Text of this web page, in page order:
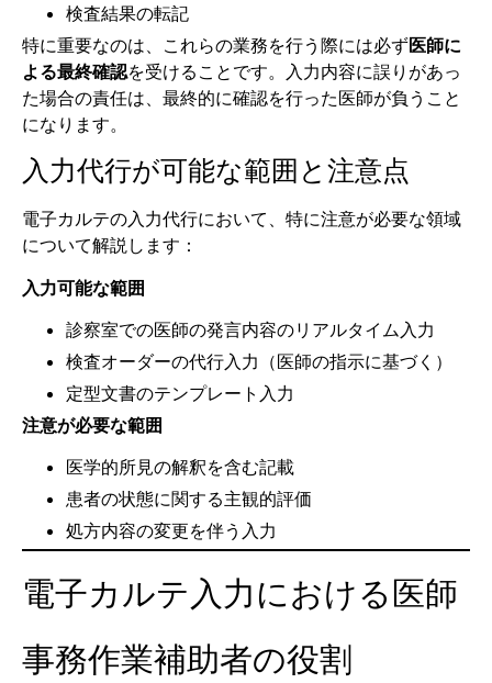
検査結果の転記
特に重要なのは、これらの業務を行う際には必ず医師に
よる最終確認を受けることです。入力内容に誤りがあっ
た場合の責任は、最終的に確認を行った医師が負うこと
になります。
入力代行が可能な範囲と注意点
電子カルテの入力代行において、特に注意が必要な領域
について解説します：
入力可能な範囲
診察室での医師の発言内容のリアルタイム入力
検査オーダーの代行入力（医師の指示に基づく）
定型文書のテンプレート入力
注意が必要な範囲
医学的所見の解釈を含む記載
患者の状態に関する主観的評価
処方内容の変更を伴う入力
電子カルテ入力における医師
事務作業補助者の役割